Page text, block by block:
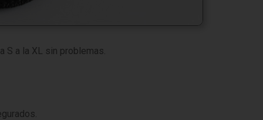
S a la XL sin problemas.